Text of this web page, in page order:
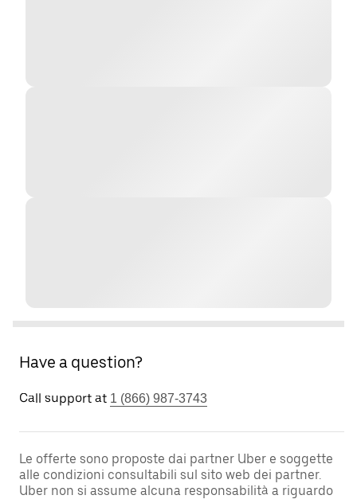
Have a question?
Call support at 1 (866) 987-3743
Le offerte sono proposte dai partner Uber e soggette
alle condizioni consultabili sul sito web dei partner.
Uber non si assume alcuna responsabilità a riguardo